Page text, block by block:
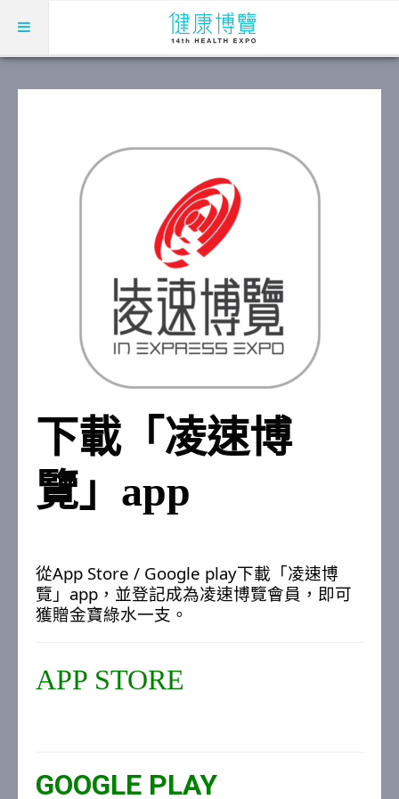
下載「凌速博
覽」app
從App Store / Google play下載「凌速博
覽」app，並登記成為凌速博覽會員，即可
獲贈金寶綠水一支。
APP STORE
GOOGLE PLAY